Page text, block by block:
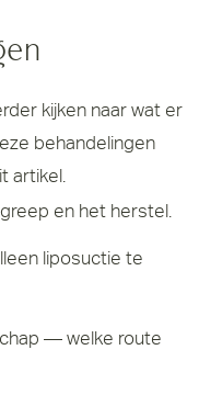
kijken naar wat er
behandelingen
artikel.
en het herstel.
liposuctie te
— welke route